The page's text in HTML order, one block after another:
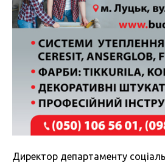
Директор департаменту